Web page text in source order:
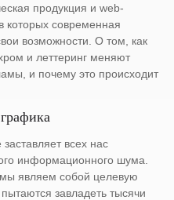
продукция и web-
которых современная
возможности. О том, как
и леттеринг меняют
и почему это происходит
всех нас
информационного шума.
являем собой целевую
завладеть тысячи